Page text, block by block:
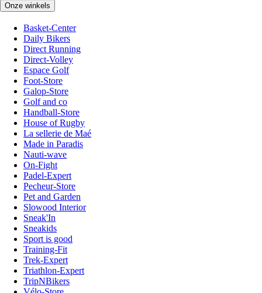
Onze winkels
Basket-Center
Daily Bikers
Direct Running
Direct-Volley
Espace Golf
Foot-Store
Galop-Store
Golf and co
Handball-Store
House of Rugby
La sellerie de Maé
Made in Paradis
Nauti-wave
On-Fight
Padel-Expert
Pecheur-Store
Pet and Garden
Slowood Interior
Sneak'In
Sneakids
Sport is good
Training-Fit
Trek-Expert
Triathlon-Expert
TripNBikers